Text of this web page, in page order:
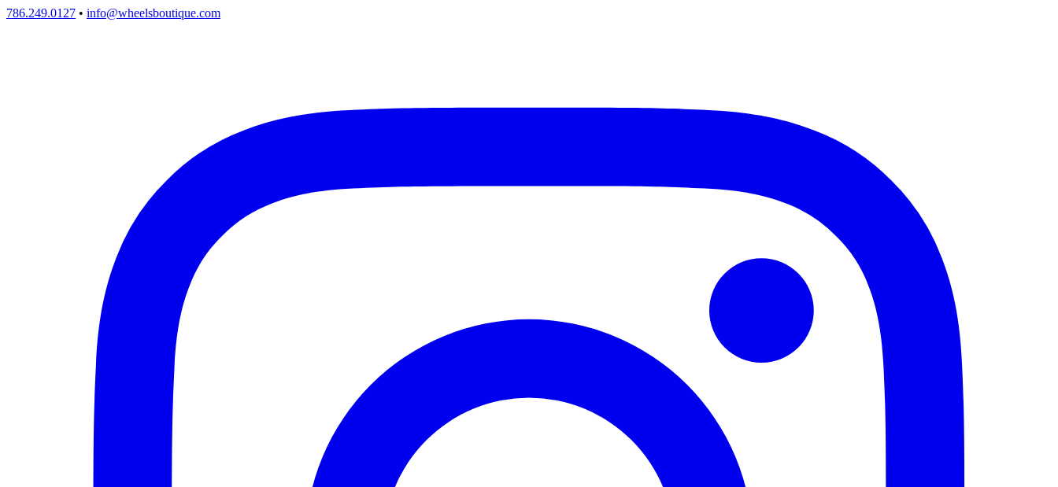
786.249.0127 • info@wheelsboutique.com